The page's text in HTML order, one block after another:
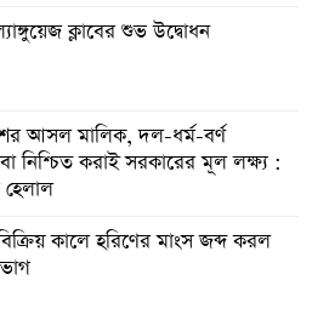
ক্লাবের শুভ উদ্বোধন
আসল মালিক, দল-ধর্ম-বর্ণ
নিশ্চিত করাই সরকারের মূল লক্ষ্য :
হেলাল
কালে হরিণের মাংস জব্দ করল